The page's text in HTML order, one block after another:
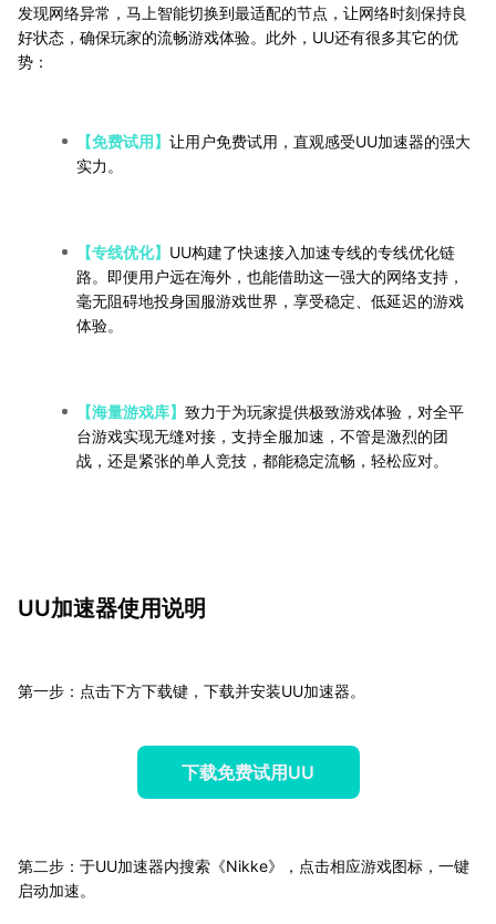
发现网络异常，马上智能切换到最适配的节点，让网络时刻保持良
好状态，确保玩家的流畅游戏体验。此外，UU还有很多其它的优
势：
【免费试用】 让用户免费试用，直观感受UU加速器的强大
实力。
【专线优化】 UU构建了快速接入加速专线的专线优化链
路。即便用户远在海外，也能借助这一强大的网络支持，
毫无阻碍地投身国服游戏世界，享受稳定、低延迟的游戏
体验。
【海量游戏库】 致力于为玩家提供极致游戏体验，对全平
台游戏实现无缝对接，支持全服加速，不管是激烈的团
战，还是紧张的单人竞技，都能稳定流畅，轻松应对。
UU加速器使用说明
第一步：点击下方下载键，下载并安装UU加速器。
下载免费试用UU
第二步：于UU加速器内搜索《Nikke》，点击相应游戏图标，一键
启动加速。